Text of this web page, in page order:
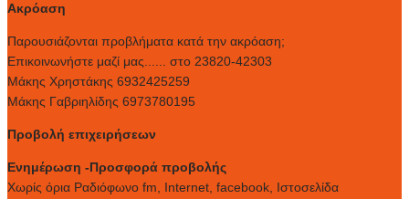
Ακρόαση
Παρουσιάζονται προβλήματα κατά την ακρόαση;
Επικοινωνήστε μαζί μας...... στο 23820-42303
Μάκης Χρηστάκης 6932425259
Μάκης Γαβριηλίδης 6973780195
Προβολή επιχειρήσεων
Ενημέρωση -Προσφορά προβολής
Xωρίς όρια Ραδιόφωνο fm, Internet, facebook, Ιστοσελίδα